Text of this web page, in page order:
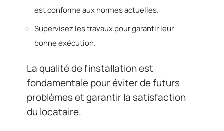
est conforme aux normes actuelles.
Supervisez les travaux pour garantir leur
bonne exécution.
La qualité de l’installation est
fondamentale pour éviter de futurs
problèmes et garantir la satisfaction
du locataire.